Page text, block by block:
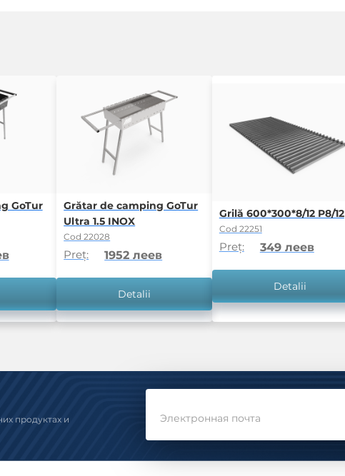
GoTur
Grătar de camping GoTur
Ultra 1.5 INOX
Cod 22028
Preț: 1952 леев
Detalii
Grilă 600*300*8/12 P8/12
Cod 22251
Preț: 349 леев
Detalii
продуктах и
Электронная почта